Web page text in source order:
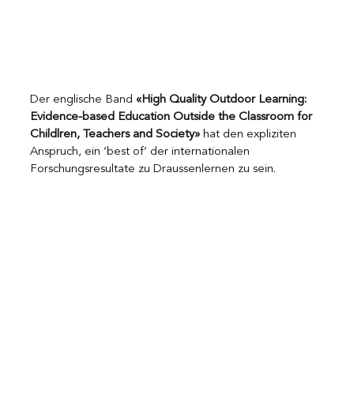
Der englische Band «High Quality Outdoor Learning:
Evidence-based Education Outside the Classroom for
Childlren, Teachers and Society» hat den expliziten
Anspruch, ein ‘best of’ der internationalen
Forschungsresultate zu Draussenlernen zu sein.